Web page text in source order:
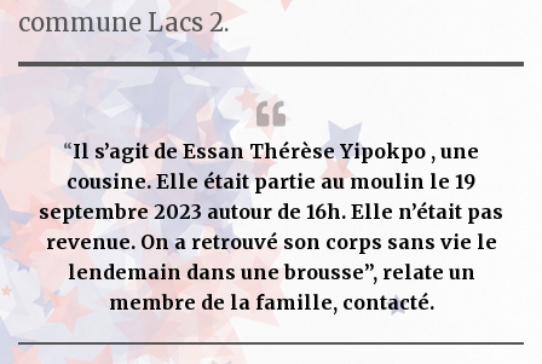
commune Lacs 2.
“Il s’agit de Essan Thérèse Yipokpo , une
cousine. Elle était partie au moulin le 19
septembre 2023 autour de 16h. Elle n’était pas
revenue. On a retrouvé son corps sans vie le
lendemain dans une brousse”, relate un
membre de la famille, contacté.